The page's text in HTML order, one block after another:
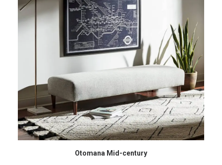
COMPRAR EN AMAZON
Otomana Mid-century